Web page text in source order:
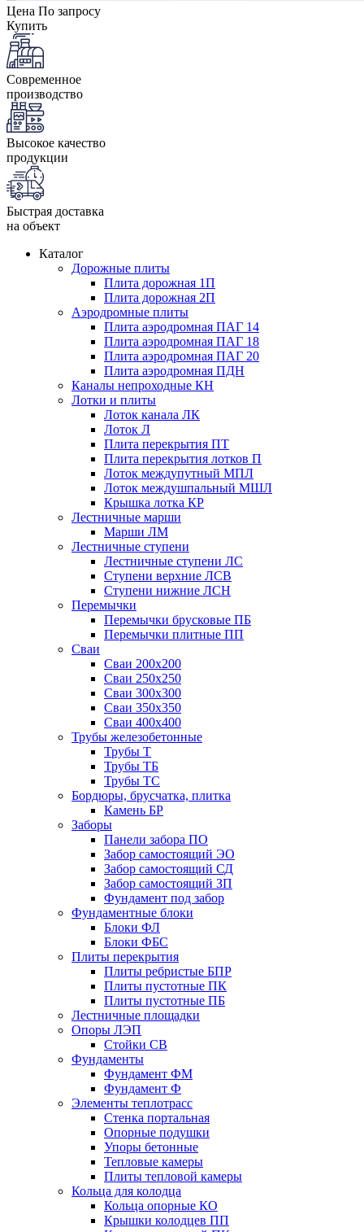
Цена По запросу
Купить
Современное
производство
Высокое качество
продукции
Быстрая доставка
на объект
Каталог
Дорожные плиты
Плита дорожная 1П
Плита дорожная 2П
Аэродромные плиты
Плита аэродромная ПАГ 14
Плита аэродромная ПАГ 18
Плита аэродромная ПАГ 20
Плита аэродромная ПДН
Каналы непроходные КН
Лотки и плиты
Лоток канала ЛК
Лоток Л
Плита перекрытия ПТ
Плита перекрытия лотков П
Лоток междупутный МПЛ
Лоток междушпальный МШЛ
Крышка лотка КР
Лестничные марши
Марши ЛМ
Лестничные ступени
Лестничные ступени ЛС
Ступени верхние ЛСВ
Ступени нижние ЛСН
Перемычки
Перемычки брусковые ПБ
Перемычки плитные ПП
Сваи
Сваи 200х200
Сваи 250х250
Сваи 300х300
Сваи 350х350
Сваи 400х400
Трубы железобетонные
Трубы Т
Трубы ТБ
Трубы ТС
Бордюры, брусчатка, плитка
Камень БР
Заборы
Панели забора ПО
Забор самостоящий ЭО
Забор самостоящий СД
Забор самостоящий ЗП
Фyндамент под забор
Фундаментные блоки
Блоки ФЛ
Блоки ФБС
Плиты перекрытия
Плиты ребристые БПР
Плиты пустотные ПК
Плиты пустотные ПБ
Лестничные площадки
Опоры ЛЭП
Стойки СВ
Фундаменты
Фyндамент ФМ
Фyндамент Ф
Элементы теплотрасс
Стенка портальная
Опорные подушки
Упоры бетонные
Тепловые камеры
Плиты тепловой камеры
Кольца для колодца
Кольца опорные КО
Крышки колодцев ПП